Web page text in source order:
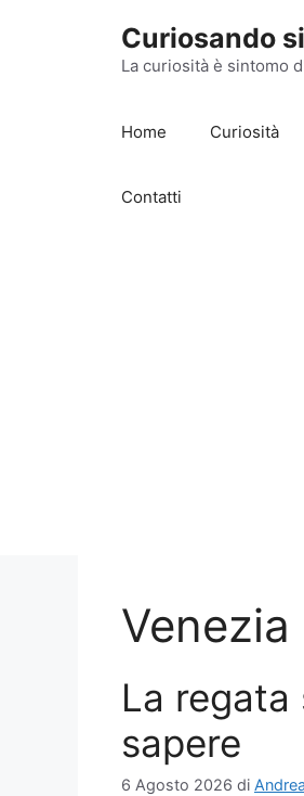
Curiosando
La curiosità è sintomo
Home Curiosità
Contatti
Venezia
La
sapere
6 Agosto 2026 di